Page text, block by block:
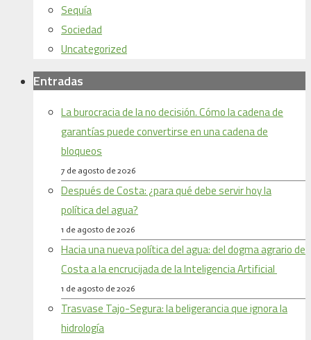
Sequía
Sociedad
Uncategorized
Entradas
La burocracia de la no decisión. Cómo la cadena de
garantías puede convertirse en una cadena de
bloqueos
7 de agosto de 2026
Después de Costa: ¿para qué debe servir hoy la
política del agua?
1 de agosto de 2026
Hacia una nueva política del agua: del dogma agrario de
Costa a la encrucijada de la Inteligencia Artificial
1 de agosto de 2026
Trasvase Tajo-Segura: la beligerancia que ignora la
hidrología